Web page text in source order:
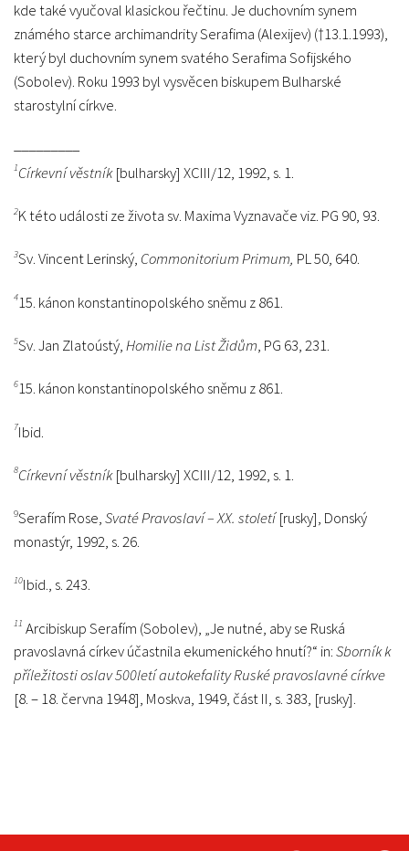
kde také vyučoval klasickou řečtinu. Je duchovním synem
známého starce archimandrity Serafima (Alexijev) (†13.1.1993),
který byl duchovním synem svatého Serafima Sofijského
(Sobolev). Roku 1993 byl vysvěcen biskupem Bulharské
starostylní církve.
1Církevní věstník[bulharsky] XCIII/12, 1992, s. 1.
2K této události ze života sv. Maxima Vyznavače viz. PG 90, 93.
3Sv. Vincent Lerinský, Commonitorium Primum, PL 50, 640.
415. kánon konstantinopolského sněmu z 861.
5Sv. Jan Zlatoústý,Homilie na List Židům, PG 63, 231.
615. kánon konstantinopolského sněmu z 861.
7Ibid.
8Církevní věstník[bulharsky] XCIII/12, 1992, s. 1.
9Serafím Rose,Svaté Pravoslaví – XX. století[rusky], Donský
monastýr, 1992, s. 26.
10Ibid., s. 243.
11 Arcibiskup Serafím (Sobolev), „Je nutné, aby se Ruská
pravoslavná církev účastnila ekumenického hnutí?“ in:Sborník k
příležitosti oslav 500letí autokefality Ruské pravoslavné církve
[8. – 18. června 1948], Moskva, 1949, část II, s. 383, [rusky].